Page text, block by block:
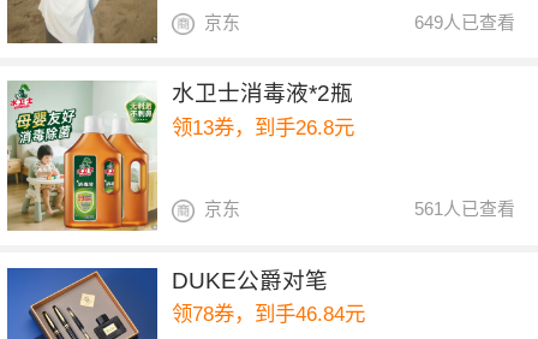
649人已查看
京东
水卫士消毒液*2瓶
领13券，到手26.8元
561人已查看
京东
DUKE公爵对笔
领78券，到手46.84元